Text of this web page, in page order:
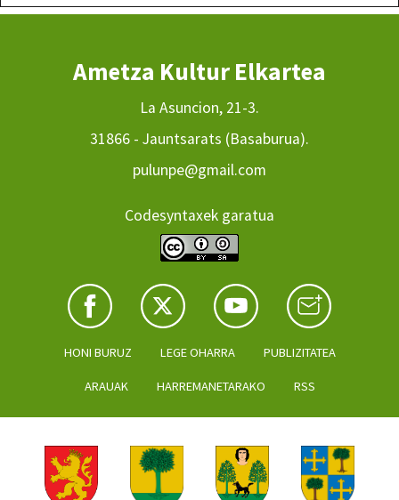
Ametza Kultur Elkartea
La Asuncion, 21-3.
31866 - Jauntsarats (Basaburua).
pulunpe@gmail.com
Codesyntaxek garatua
HONI BURUZ LEGE OHARRA PUBLIZITATEA
ARAUAK HARREMANETARAKO RSS